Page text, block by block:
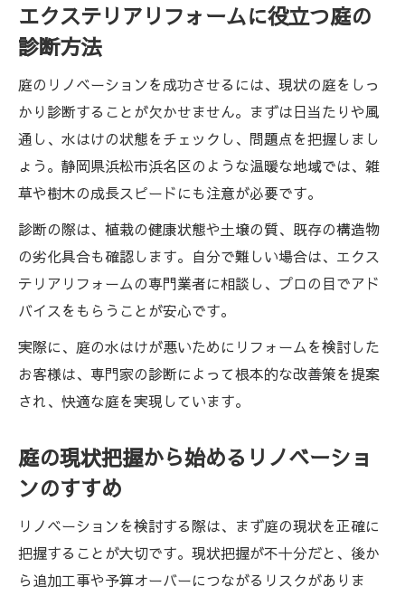
エクステリアリフォームに役立つ庭の
診断方法
庭のリノベーションを成功させるには、現状の庭をしっ
かり診断することが欠かせません。まずは日当たりや風
通し、水はけの状態をチェックし、問題点を把握しまし
ょう。静岡県浜松市浜名区のような温暖な地域では、雑
草や樹木の成長スピードにも注意が必要です。
診断の際は、植栽の健康状態や土壌の質、既存の構造物
の劣化具合も確認します。自分で難しい場合は、エクス
テリアリフォームの専門業者に相談し、プロの目でアド
バイスをもらうことが安心です。
実際に、庭の水はけが悪いためにリフォームを検討した
お客様は、専門家の診断によって根本的な改善策を提案
され、快適な庭を実現しています。
庭の現状把握から始めるリノベーショ
ンのすすめ
リノベーションを検討する際は、まず庭の現状を正確に
把握することが大切です。現状把握が不十分だと、後か
ら追加工事や予算オーバーにつながるリスクがありま